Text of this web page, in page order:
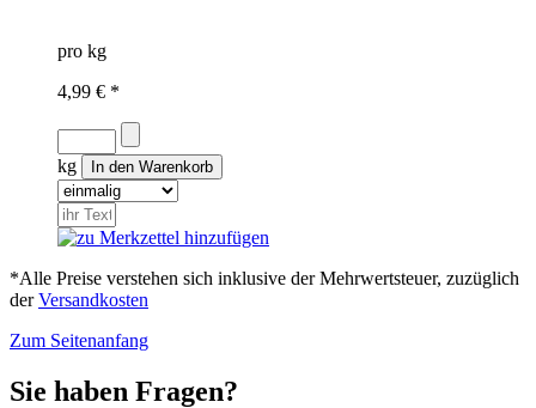
pro kg
4,99 € *
kg
*Alle Preise verstehen sich inklusive der Mehrwertsteuer, zuzüglich
derVersandkosten
Zum Seitenanfang
Sie haben Fragen?